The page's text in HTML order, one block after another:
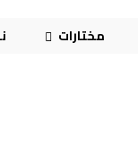
مختارات